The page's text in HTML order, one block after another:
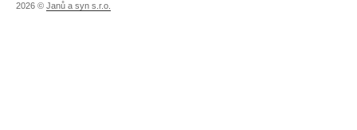
2026 © Janů a syn s.r.o.